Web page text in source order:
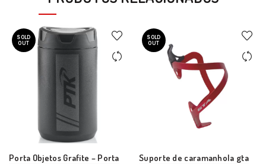
SOLD
OUT
Porta Objetos Grafite – Porta
SOLD
OUT
Suporte de caramanhola gta